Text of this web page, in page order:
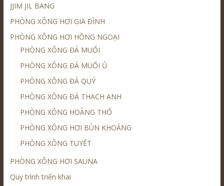
JJIM JIL BANG
PHÒNG XÔNG HƠI GIA ĐÌNH
PHÒNG XÔNG HƠI HỒNG NGOẠI
PHÒNG XÔNG ĐÁ MUỐI
PHÒNG XÔNG ĐÁ MUỐI Ủ
PHÒNG XÔNG ĐÁ QUÝ
PHÒNG XÔNG ĐÁ THẠCH ANH
PHÒNG XÔNG HOÀNG THỔ
PHÒNG XÔNG HƠI BÙN KHOÁNG
PHÒNG XÔNG TUYẾT
PHÒNG XÔNG HƠI SAUNA
Quy trình triển khai